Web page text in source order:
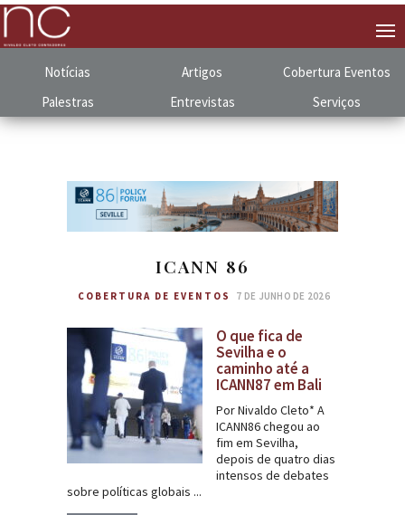
Notícias Artigos Cobertura Eventos
Palestras
Entrevistas Serviços
ICANN 86
COBERTURA DE EVENTOS 7 DE JUNHO DE 2026
O que fica de
Sevilha e o
caminho até a
ICANN87 em Bali
Por Nivaldo Cleto* A
ICANN86 chegou ao
fim em Sevilha,
depois de quatro dias
intensos de debates
sobre políticas globais ...